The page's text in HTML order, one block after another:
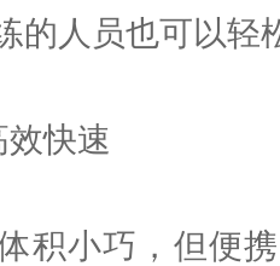
的人员也可以轻
快速
小巧，但便携